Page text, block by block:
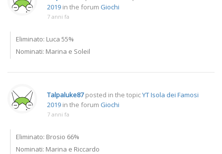
2019 in the forum Giochi
7 anni fa
Eliminato: Luca 55%
Nominati: Marina e Soleil
Talpaluke87posted in the topicYT Isola dei Famosi
2019 in the forum Giochi
7 anni fa
Eliminato: Brosio 66%
Nominati: Marina e Riccardo